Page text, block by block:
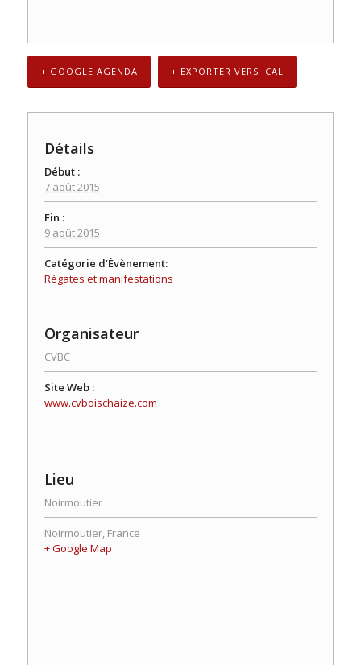
+ GOOGLE AGENDA + EXPORTER VERS ICAL
Détails
Début :
7 août 2015
Fin :
9 août 2015
Catégorie d’Évènement:
Régates et manifestations
Organisateur
CVBC
Site Web :
www.cvboischaize.com
Lieu
Noirmoutier
Noirmoutier, France
+ Google Map